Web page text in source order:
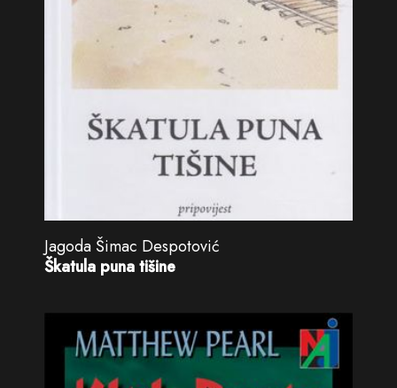
Jagoda Šimac Despotović
Škatula puna tišine